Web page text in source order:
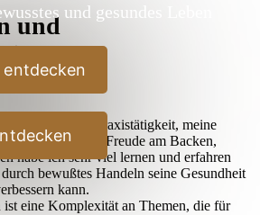
und gesundes Leben
und
Studien, meine Praxistätigkeit, meine
durch meine stete Freude am Backen,
habe ich sehr viel lernen und erfahren
bewußtes Handeln seine Gesundheit
kann.
ist eine Komplexität an Themen, die für